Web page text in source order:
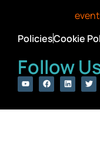
PoliciesCookie
Follow